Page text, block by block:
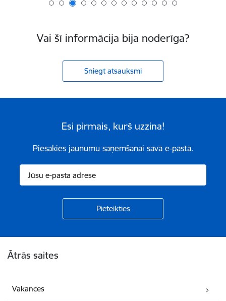
Vai šī informācija bija noderīga?
Sniegt atsauksmi
Esi pirmais, kurš uzzina!
Piesakies jaunumu saņemšanai savā e-pastā.
Ātrās saites
Vakances